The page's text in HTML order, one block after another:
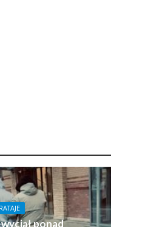
RATAJE
ponad